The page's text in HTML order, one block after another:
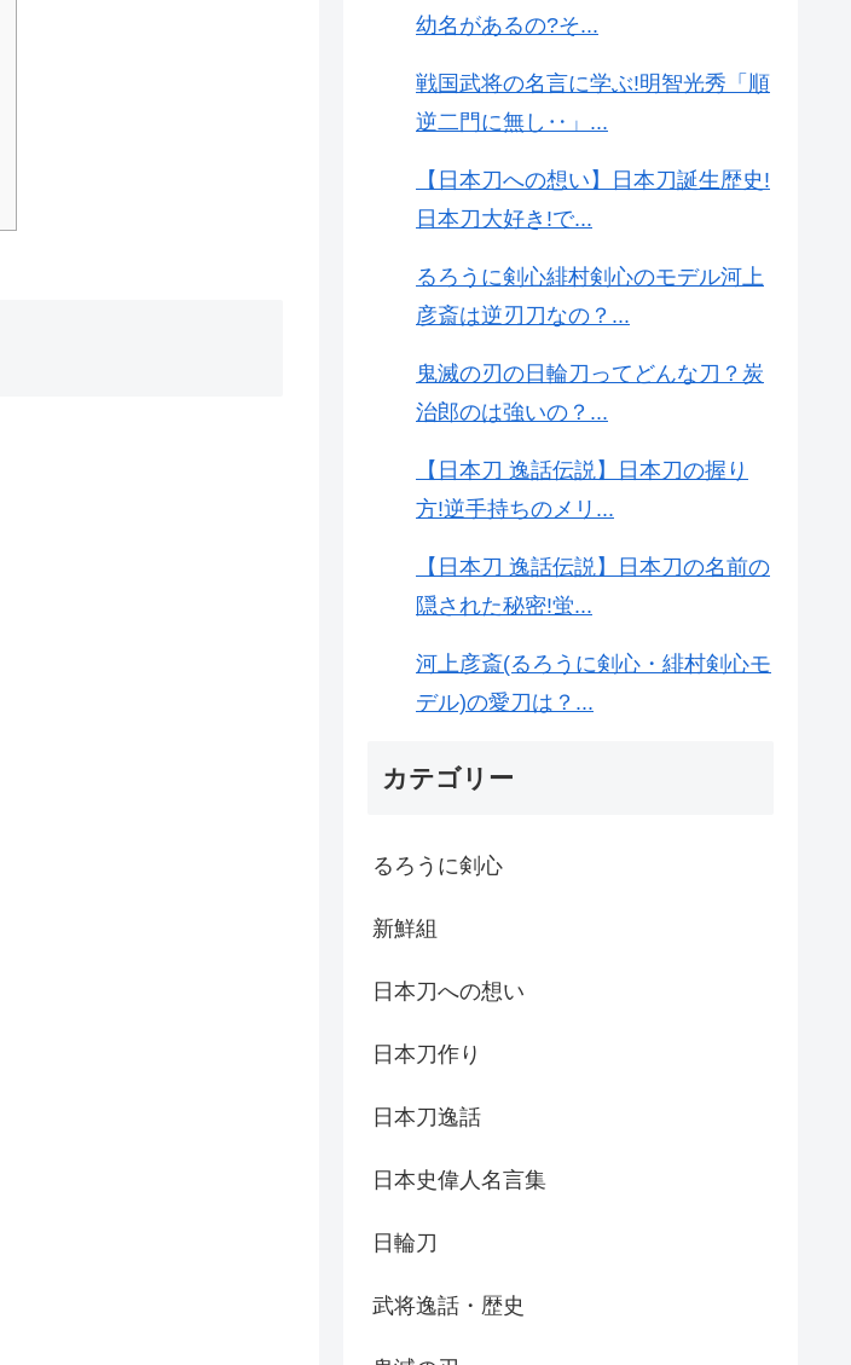
幼名があるの?そ...
戦国武将の名言に学ぶ!明智光秀「順
逆二門に無し‥」...
【日本刀への想い】日本刀誕生歴史!
日本刀大好き!で...
るろうに剣心緋村剣心のモデル河上
彦斎は逆刃刀なの？...
鬼滅の刃の日輪刀ってどんな刀？炭
治郎のは強いの？...
【日本刀 逸話伝説】日本刀の握り
方!逆手持ちのメリ...
【日本刀 逸話伝説】日本刀の名前の
隠された秘密!蛍...
河上彦斎(るろうに剣心・緋村剣心モ
デル)の愛刀は？...
カテゴリー
るろうに剣心
新鮮組
日本刀への想い
日本刀作り
日本刀逸話
日本史偉人名言集
日輪刀
武将逸話・歴史